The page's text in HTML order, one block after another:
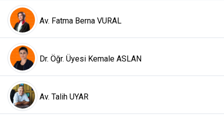
Av. Fatma Berna VURAL
Dr. Öğr. Üyesi Kemale ASLAN
Av. Talih UYAR